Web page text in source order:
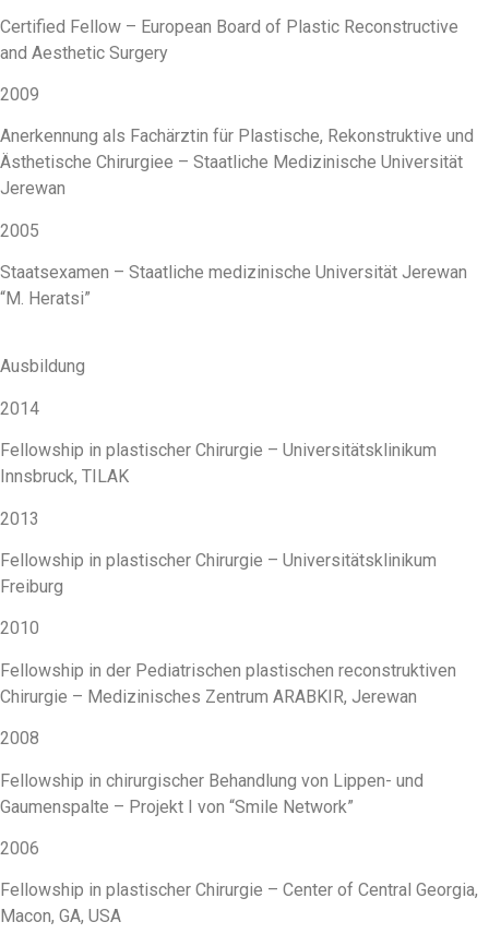
Certified Fellow – European Board of Plastic Reconstructive
and Aesthetic Surgery
2009
Anerkennung als Fachärztin für Plastische, Rekonstruktive und
Ästhetische Chirurgiee – Staatliche Medizinische Universität
Jerewan
2005
Staatsexamen – Staatliche medizinische Universität Jerewan
“M. Heratsi”
Ausbildung
2014
Fellowship in plastischer Chirurgie – Universitätsklinikum
Innsbruck, TILAK
2013
Fellowship in plastischer Chirurgie – Universitätsklinikum
Freiburg
2010
Fellowship in der Pediatrischen plastischen reconstruktiven
Chirurgie – Medizinisches Zentrum ARABKIR, Jerewan
2008
Fellowship in chirurgischer Behandlung von Lippen- und
Gaumenspalte – Projekt I von “Smile Network”
2006
Fellowship in plastischer Chirurgie – Center of Central Georgia,
Macon, GA, USA